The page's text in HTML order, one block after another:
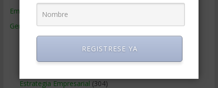
Empresas de Gerencia
Gerencia(9.481)
Ciencias Económicas(80)
Estrategia Empresarial (304)
REGISTRESE YA